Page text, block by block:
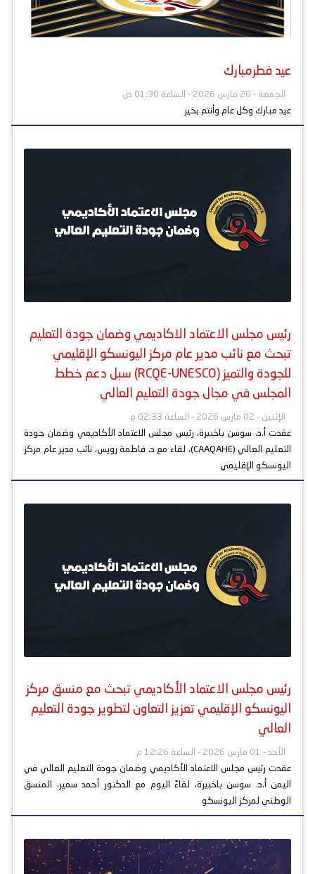
عيد فطرمبارك
الجمعة - 20 مارس 2026 - الساعة 01:30 ص
عيد مبارك وكل عام وأنتم بخير
رئيس مجلس الاعتماد الاكاديمي وضمان جودة التعليم
تبحث مع نائب مدير عام مركز اليونسكو الإقليمي
للجودة والتميز (RCQE-UNESCO) سبل دعم خطط
المجلس في مجال جودة التعليم العالي
الإثنين - 02 مارس 2026 - الساعة 02:33 م
عقدت أ.د. سوسن باخبيرة، رئيس مجلس الاعتماد الأكاديمي وضمان جودة
التعليم العالي (CAAQAHE)، لقاء مع د. فاطمة رويس، نائب مدير عام مركز
اليونسكو الإقليمي
رئيس مجلس الاعتماد الأكاديمي تبحث مع منسق مركز
اليونسكو الإقليمي تعزيز التعاون لتطوير جودة التعليم
العالي
الأحد - 01 مارس 2026 - الساعة 12:26 م
عقدت رئيس مجلس الاعتماد الأكاديمي وضمان جودة التعليم العالي في
اليمن أ.د. سوسن باخبيرة، لقاءً اليوم مع الدكتور أحمد سمير، المنسق
الوطني لمركز اليونسكو